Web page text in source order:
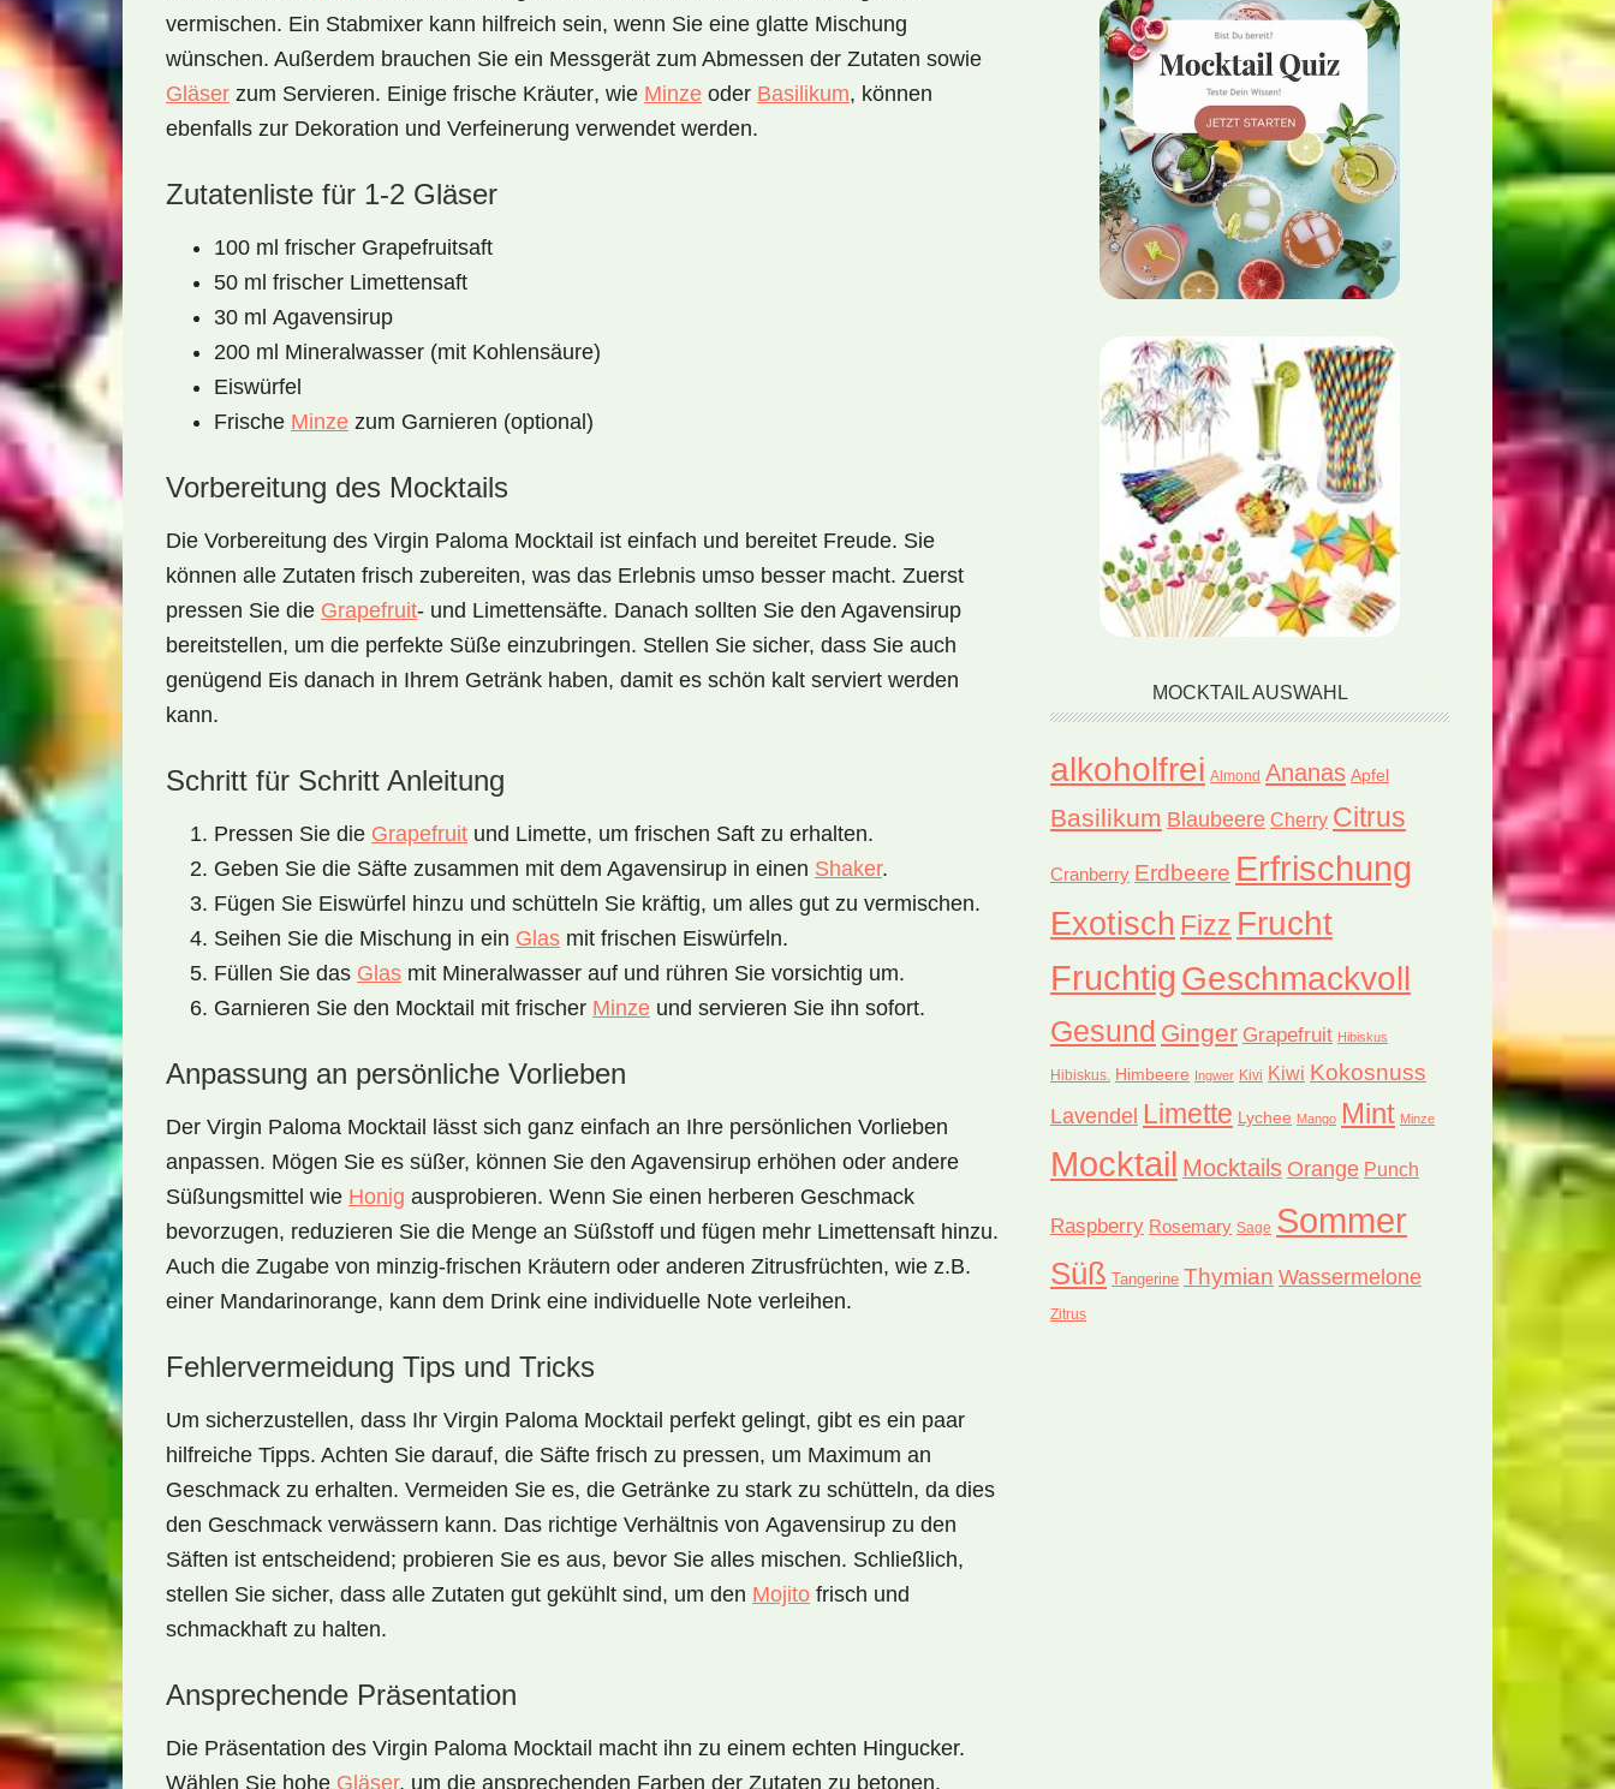
vermischen. Ein Stabmixer kann hilfreich sein, wenn Sie eine glatte Mischung
wünschen. Außerdem brauchen Sie ein Messgerät zum Abmessen der Zutaten sowie
Gläser zum Servieren. Einige frische Kräuter, wie Minze oder Basilikum, können
ebenfalls zur Dekoration und Verfeinerung verwendet werden.
Zutatenliste für 1-2 Gläser
100 ml frischer Grapefruitsaft
50 ml frischer Limettensaft
30 ml Agavensirup
200 ml Mineralwasser (mit Kohlensäure)
Eiswürfel
Frische Minze zum Garnieren (optional)
Vorbereitung des Mocktails
Die Vorbereitung des Virgin Paloma Mocktail ist einfach und bereitet Freude. Sie
können alle Zutaten frisch zubereiten, was das Erlebnis umso besser macht. Zuerst
pressen Sie die Grapefruit- und Limettensäfte. Danach sollten Sie den Agavensirup
bereitstellen, um die perfekte Süße einzubringen. Stellen Sie sicher, dass Sie auch
genügend Eis danach in Ihrem Getränk haben, damit es schön kalt serviert werden
kann.
Schritt für Schritt Anleitung
Pressen Sie die Grapefruit und Limette, um frischen Saft zu erhalten.
Geben Sie die Säfte zusammen mit dem Agavensirup in einen Shaker.
Fügen Sie Eiswürfel hinzu und schütteln Sie kräftig, um alles gut zu vermischen.
Seihen Sie die Mischung in ein Glas mit frischen Eiswürfeln.
Füllen Sie das Glas mit Mineralwasser auf und rühren Sie vorsichtig um.
Garnieren Sie den Mocktail mit frischer Minze und servieren Sie ihn sofort.
Anpassung an persönliche Vorlieben
Der Virgin Paloma Mocktail
lässt sich ganz einfach an Ihre persönlichen Vorlieben
anpassen. Mögen Sie es süßer, können Sie den Agavensirup erhöhen oder andere
Süßungsmittel wie Honig ausprobieren. Wenn Sie einen herberen Geschmack
bevorzugen, reduzieren Sie die Menge an Süßstoff und fügen mehr Limettensaft hinzu.
Auch die Zugabe von minzig-frischen Kräutern oder anderen Zitrusfrüchten, wie z.B.
einer Mandarinorange, kann dem Drink eine individuelle Note verleihen.
Fehlervermeidung Tips und Tricks
Um sicherzustellen, dass Ihr Virgin Paloma Mocktail perfekt gelingt, gibt es ein paar
hilfreiche Tipps. Achten Sie darauf, die Säfte frisch zu pressen, um Maximum an
Geschmack zu erhalten. Vermeiden Sie es, die Getränke zu stark zu schütteln, da dies
den Geschmack verwässern kann. Das richtige Verhältnis von Agavensirup zu den
Säften ist entscheidend; probieren Sie es aus, bevor Sie alles mischen. Schließlich,
stellen Sie sicher, dass alle Zutaten gut gekühlt sind, um den Mojito frisch und
schmackhaft zu halten.
Ansprechende Präsentation
Die Präsentation des Virgin Paloma Mocktail macht ihn zu einem echten Hingucker.
Wählen Sie hohe Gläser, um die ansprechenden Farben der Zutaten zu betonen.
MOCKTAIL AUSWAHL
alkoholfrei Almond Ananas Apfel
Basilikum Blaubeere Cherry Citrus
Cranberry Erdbeere Erfrischung
Exotisch Fizz Frucht
FruchtigGeschmackvoll
Gesund Ginger Grapefruit Hibiskus
Hibiskus. Himbeere Ingwer Kivi Kiwi Kokosnuss
Lavendel Limette Lychee Mango Mint Minze
Mocktail Mocktails Orange Punch
Raspberry Rosemary Sage Sommer
Süß Tangerine Thymian Wassermelone
Zitrus